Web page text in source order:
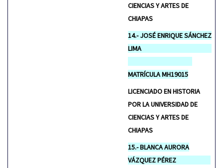
CIENCIAS Y ARTES DE
CHIAPAS
14.- JOSÉ ENRIQUE SÁNCHEZ
LIMA
MATRÍCULA MH19015
LICENCIADO EN HISTORIA
POR LA UNIVERSIDAD DE
CIENCIAS Y ARTES DE
CHIAPAS
15.- BLANCA AURORA
VÁZQUEZ PÉREZ